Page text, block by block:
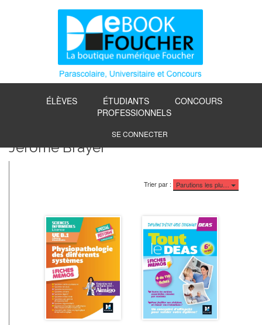
ÉLÈVES ÉTUDIANTS
CONCOURS
PROFESSIONNELS
SE CONNECTER
Jérôme Brayer
Trier par : Parutions les plu…